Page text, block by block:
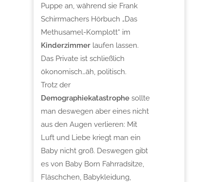
Puppe an, während sie Frank
Schirrmachers Hörbuch „Das
Methusamel-Komplott“ im
Kinderzimmer laufen lassen.
Das Private ist schließlich
ökonomisch…äh, politisch.
Trotz der
Demographiekatastrophe sollte
man deswegen aber eines nicht
aus den Augen verlieren: Mit
Luft und Liebe kriegt man ein
Baby nicht groß. Deswegen gibt
es von Baby Born Fahrradsitze,
Fläschchen, Babykleidung,